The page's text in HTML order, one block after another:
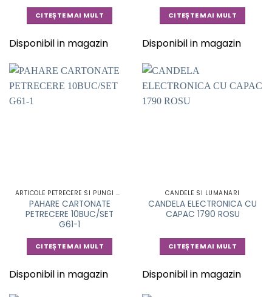
CITEȘTE MAI MULT
Disponibil in magazin
CITEȘTE MAI MULT
Disponibil in magazin
ARTICOLE PETRECERE SI PUNGI CADOU
PAHARE CARTONATE
PETRECERE 10BUC/SET
G61-1
CITEȘTE MAI MULT
Disponibil in magazin
CANDELE SI LUMANARI
CANDELA ELECTRONICA CU
CAPAC 1790 ROSU
CITEȘTE MAI MULT
Disponibil in magazin